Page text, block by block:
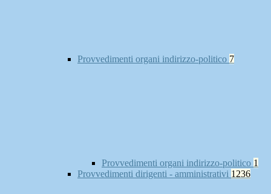
Provvedimenti organi indirizzo-politico 7
Provvedimenti organi indirizzo-politico 1
Provvedimenti dirigenti - amministrativi 1236